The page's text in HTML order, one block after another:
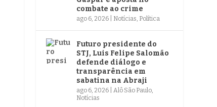
combate ao crime
ago 6, 2026 Notícias, Política
Futuro presidente do
STJ, Luis Felipe Salomão
defende diálogo e
transparência em
sabatina na Abraji
ago 6, 2026 |Alô São Paulo,
Notícias